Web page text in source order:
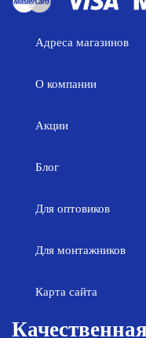
Адреса магазинов
О компании
Акции
Блог
Для оптовиков
Для монтажников
Карта сайта